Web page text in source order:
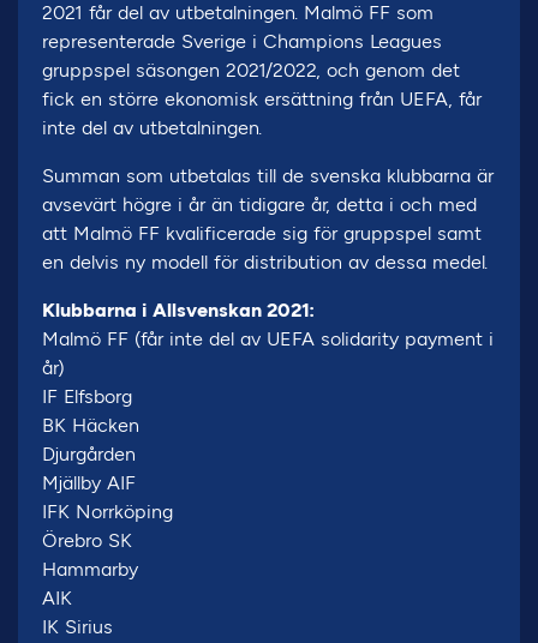
2021 får del av utbetalningen. Malmö FF som
representerade Sverige i Champions Leagues
gruppspel säsongen 2021/2022, och genom det
fick en större ekonomisk ersättning från UEFA, får
inte del av utbetalningen.
Summan som utbetalas till de svenska klubbarna är
avsevärt högre i år än tidigare år, detta i och med
att Malmö FF kvalificerade sig för gruppspel samt
en delvis ny modell för distribution av dessa medel.
Klubbarna i Allsvenskan 2021:
Malmö FF (får inte del av UEFA solidarity payment i
år)
IF Elfsborg
BK Häcken
Djurgården
Mjällby AIF
IFK Norrköping
Örebro SK
Hammarby
AIK
IK Sirius